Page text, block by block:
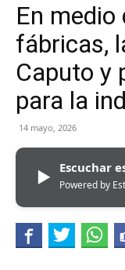
En medio
fábricas,
Caputo y
para la
14 mayo, 2026
▶ Escuchar
Powered by